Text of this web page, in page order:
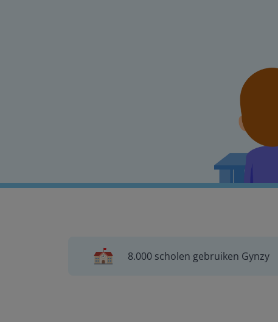
8.000 scholen gebruiken Gynzy